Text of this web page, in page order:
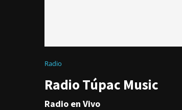
Radio
Radio Túpac Music
Radio en Vivo